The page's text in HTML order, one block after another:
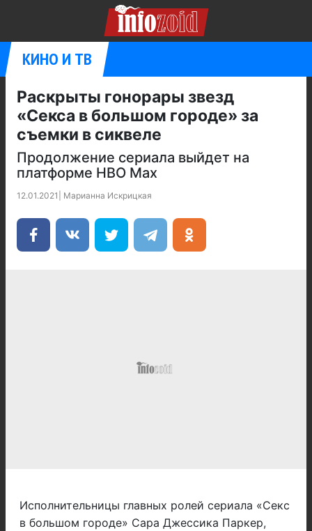
КИНО И ТВ
Раскрыты гонорары звезд
«Секса в большом городе» за
съемки в сиквеле
Продолжение сериала выйдет на
платформе HBO Max
12.01.2021 Марианна Искрицкая
Исполнительницы главных ролей сериала «Секс
в большом городе» Сара Джессика Паркер,